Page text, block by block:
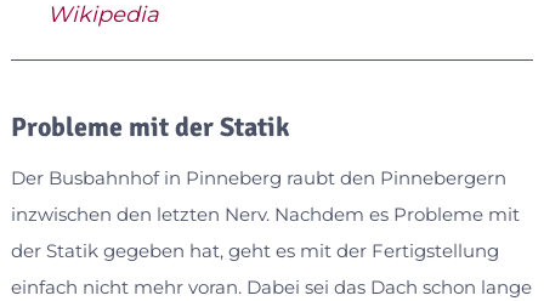
Wikipedia
Probleme mit der Statik
Der Busbahnhof in Pinneberg raubt den Pinnebergern
inzwischen den letzten Nerv. Nachdem es Probleme mit
der Statik gegeben hat, geht es mit der Fertigstellung
einfach nicht mehr voran. Dabei sei das Dach schon lange